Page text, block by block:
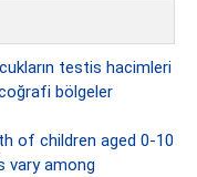
testis hacimleri
bölgeler
of children aged 0-10
vary among